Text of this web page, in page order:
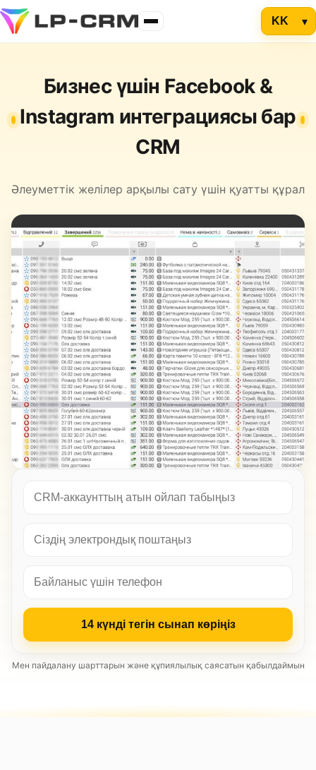
Бизнес үшін Facebook &
Instagram интеграциясы бар
CRM
Әлеуметтік желілер арқылы сату үшін қуатты құрал
14 күнді тегін сынап көріңіз
Мен пайдалану шарттарын және құпиялылық саясатын қабылдаймын